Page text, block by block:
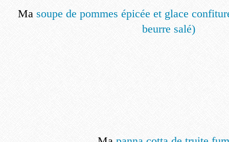
Ma soupe de pommes épicée et glace
beurre salé)